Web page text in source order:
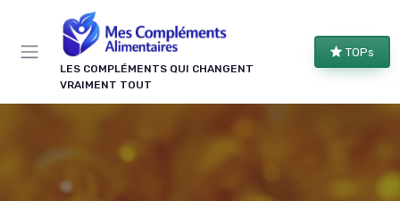
LES COMPLÉMENTS QUI CHANGENT
VRAIMENT TOUT
TOPs
Panneau de gestion des cookies